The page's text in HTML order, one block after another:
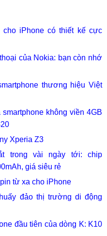
iPhone có thiết kế cực
của Nokia: bạn còn nhớ
thương hiệu Việt
không viền 4GB
Xperia Z3
trong vài ngày tới: chip
giá siêu rẻ
từ xa cho iPhone
đảo thị trường di động
đầu tiên của dòng K: K10